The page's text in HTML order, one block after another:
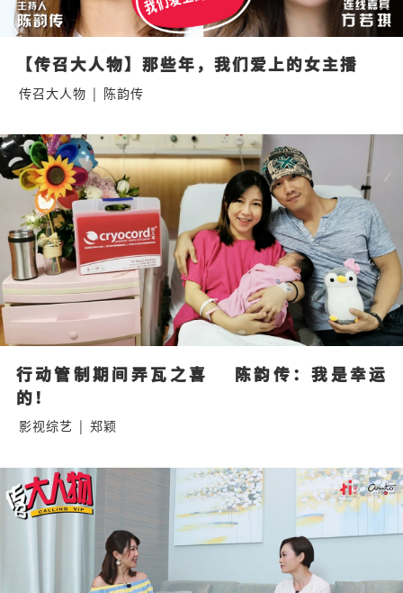
【传召大人物】那些年，我们爱上的女主播
传召大人物 | 陈韵传
行动管制期间弄瓦之喜    陈韵传：我是幸运
的！
影视综艺 | 郑颖